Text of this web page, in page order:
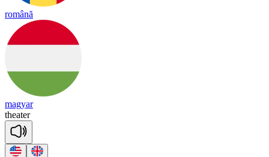
română
magyar
theater